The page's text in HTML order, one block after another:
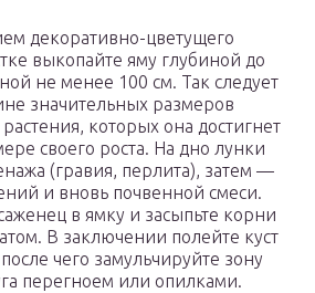
декоративно-цветущего
выкопайте яму глубиной до
не менее 100 см. Так следует
значительных размеров
которых она достигнет
своего роста. На дно лунки
(гравия, перлита), затем —
и вновь почвенной смеси.
в ямку и засыпьте корни
В заключении полейте куст
чего замульчируйте зону
перегноем или опилками.